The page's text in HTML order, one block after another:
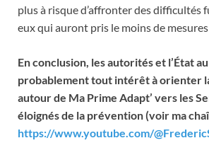
plus à risque d’affronter des difficultés
eux qui auront pris le moins de
En conclusion, les autorités et l’État
probablement tout intérêt à orienter
autour de Ma Prime Adapt’ vers les
éloignés de la prévention (voir ma
https://www.youtube.com/